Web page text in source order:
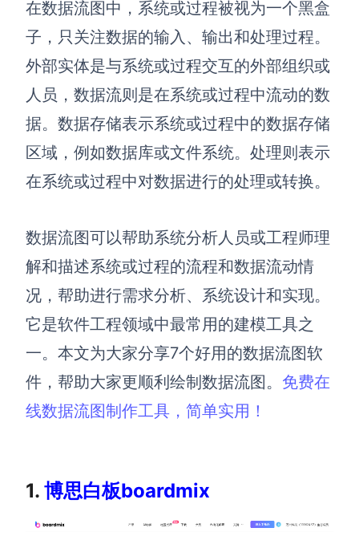
下载
解决方案
高效协作
团队协作提效
素材整理
在线白板
涂鸦画板
敏捷实践
思维和灵感整理
流程整理
客户旅程图
路线图
ER图
情绪板
在数据流图中，系统或过程被视为一个黑盒
子，只关注数据的输入、输出和处理过程。
外部实体是与系统或过程交互的外部组织或
人员，数据流则是在系统或过程中流动的数
据。数据存储表示系统或过程中的数据存储
区域，例如数据库或文件系统。处理则表示
在系统或过程中对数据进行的处理或转换。
数据流图可以帮助系统分析人员或工程师理
解和描述系统或过程的流程和数据流动情
况，帮助进行需求分析、系统设计和实现。
它是软件工程领域中最常用的建模工具之
一。本文为大家分享7个好用的数据流图软
件，帮助大家更顺利绘制数据流图。 免费在
线数据流图制作工具，简单实用！
1. 博思白板boardmix